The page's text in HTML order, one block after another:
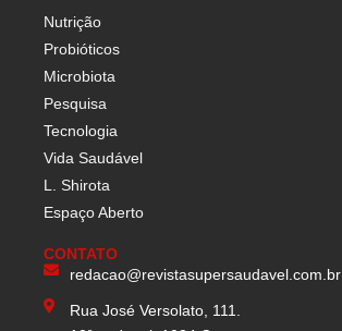
Nutrição
Probióticos
Microbiota
Pesquisa
Tecnologia
Vida Saudável
L. Shirota
Espaço Aberto
CONTATO
redacao@revistasupersaudavel.com.br
Rua José Versolato, 111.